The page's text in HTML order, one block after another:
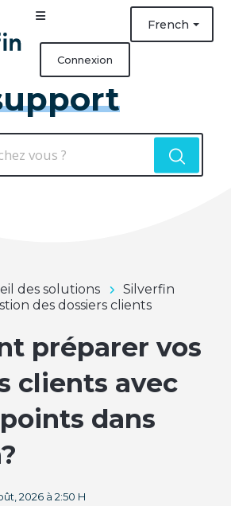
French
Connexion
des solutions
Silverfin
des dossiers clients
préparer vos
clients avec
dans
2026 à 2:50 H